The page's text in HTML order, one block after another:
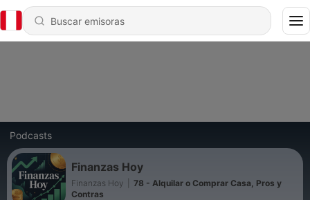
Podcasts
Finanzas Hoy
Finanzas Hoy
78 - Alquilar o Comprar Casa, Pros y
Contras